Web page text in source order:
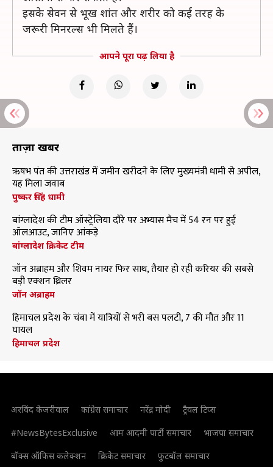
इसके सेवन से भूख शांत और शरीर को कई तरह के
जरूरी मिनरल्स भी मिलते हैं।
आपने पूरा पढ़ लिया है
ताज़ा खबरें
ऋषभ पंत की उत्तराखंड में जमीन खरीदने के लिए मुख्यमंत्री धामी से अपील,
यह मिला जवाब
पुष्कर सिंह धामी
बांग्लादेश की टीम ऑस्ट्रेलिया दौरे पर अभ्यास मैच में 54 रन पर हुई
ऑलआउट, जानिए आंकड़े
बांग्लादेश क्रिकेट टीम
जॉन अब्राहम और शिवम नायर फिर साथ, तैयार हो रही करियर की सबसे
बड़ी एक्शन थ्रिलर
जॉन अब्राहम
हिमाचल प्रदेश के चंबा में यात्रियों से भरी बस पलटी, 7 की मौत और 11
घायल
हिमाचल प्रदेश
अरविंद केजरीवाल कांग्रेस समाचार नरेंद्र मोदी
ट्रैवल टिप्स
#NewsBytesExclusive
आम आदमी पार्टी समाचार
भाजपा समाचार
बॉक्स ऑफिस कलेक्शन
क्रिकेट समाचार फुटबॉल समाचार